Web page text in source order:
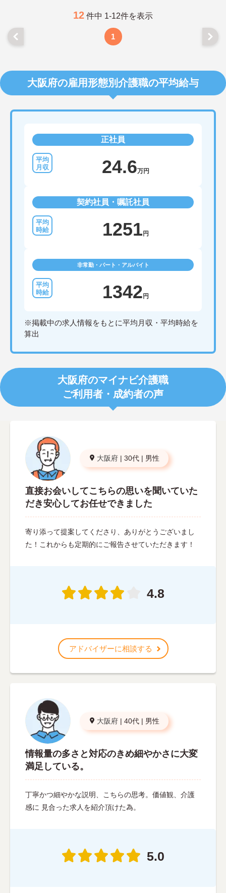
12 件中 1-12件を表示
1
大阪府の雇用形態別介護職の平均給与
正社員
24.6万円
契約社員・嘱託社員
1251円
非常勤・パート・アルバイト
1342円
※掲載中の求人情報をもとに平均月収・平均時給を
算出
大阪府のマイナビ介護職
ご利用者・成約者の声
大阪府 | 30代 | 男性
直接お会いしてこちらの思いを聞いていた
だき安心してお任せできました
寄り添って提案してくださり、ありがとうございまし
た！これからも定期的にご報告させていただきます！
4.8
アドバイザーに相談する
大阪府 | 40代 | 男性
情報量の多さと対応のきめ細やかさに大変
満足している。
丁寧かつ細やかな説明、こちらの思考。価値観、介護
感に 見合った求人を紹介頂けた為。
5.0